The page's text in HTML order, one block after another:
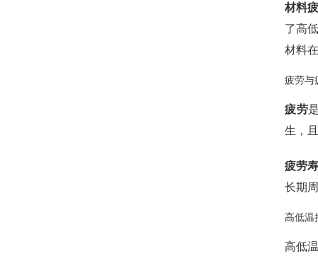
材料
了高
材料
疲劳与
疲劳
生，
疲劳
长期
高低温
高低